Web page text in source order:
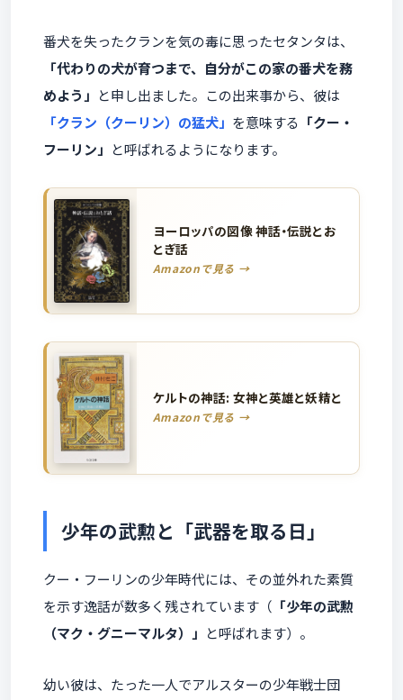
番犬を失ったクランを気の毒に思ったセタンタは、
「代わりの犬が育つまで、自分がこの家の番犬を務
めよう」 と申し出ました。この出来事から、彼は
「クラン（クーリン）の猛犬」 を意味する 「クー・
フーリン」 と呼ばれるようになります。
ヨーロッパの図像 神話・伝説とお
とぎ話
Amazonで見る →
ケルトの神話: 女神と英雄と妖精と
Amazonで見る →
少年の武勲と「武器を取る日」
クー・フーリンの少年時代には、その並外れた素質
を示す逸話が数多く残されています（ 「少年の武勲
（マク・グニーマルタ）」 と呼ばれます）。
幼い彼は、たった一人でアルスターの少年戦士団